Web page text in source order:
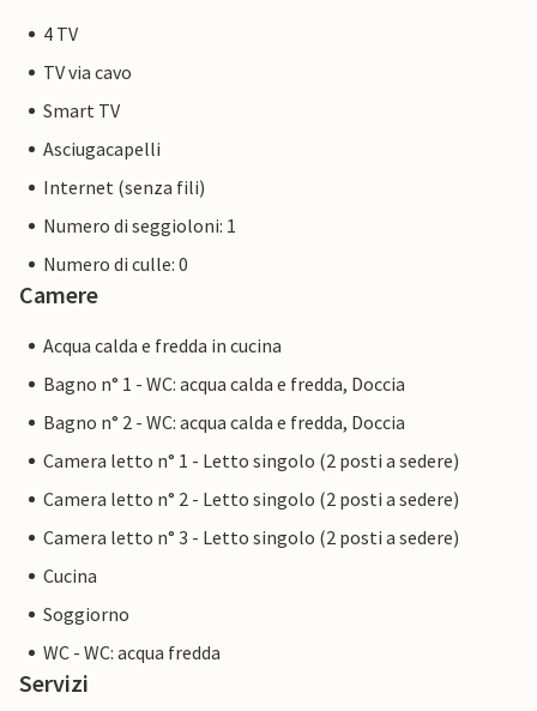
4 TV
TV via cavo
Smart TV
Asciugacapelli
Internet (senza fili)
Numero di seggioloni: 1
Numero di culle: 0
Camere
Acqua calda e fredda in cucina
Bagno n° 1 - WC: acqua calda e fredda, Doccia
Bagno n° 2 - WC: acqua calda e fredda, Doccia
Camera letto n° 1 - Letto singolo (2 posti a sedere)
Camera letto n° 2 - Letto singolo (2 posti a sedere)
Camera letto n° 3 - Letto singolo (2 posti a sedere)
Cucina
Soggiorno
WC - WC: acqua fredda
Servizi